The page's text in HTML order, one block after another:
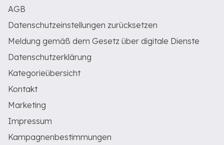
AGB
Datenschutzeinstellungen zurücksetzen
Meldung gemäß dem Gesetz über digitale Dienste
Datenschutzerklärung
Kategorieübersicht
Kontakt
Marketing
Impressum
Kampagnenbestimmungen